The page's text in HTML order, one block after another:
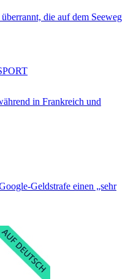
die auf dem Seeweg
in Frankreich und
Geldstrafe einen „sehr